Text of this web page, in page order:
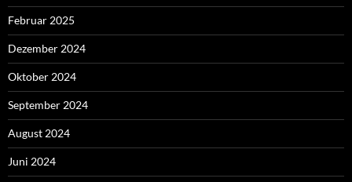
Februar 2025
Dezember 2024
Oktober 2024
September 2024
August 2024
Juni 2024